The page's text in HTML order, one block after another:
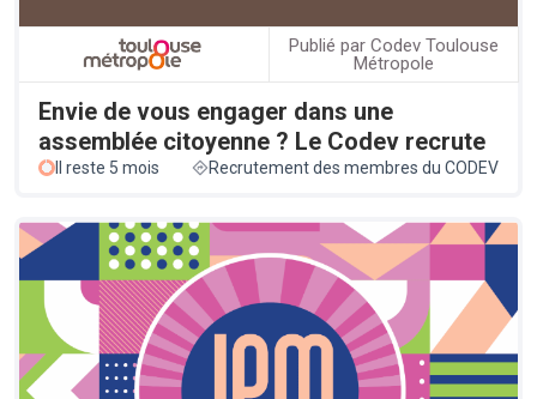
Publié par Codev Toulouse
Métropole
Envie de vous engager dans une
assemblée citoyenne ? Le Codev recrute
Il reste 5 mois Recrutement des membres du CODEV